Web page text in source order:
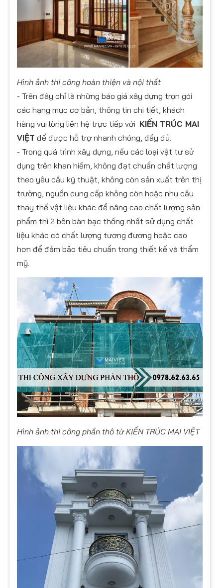
Hình ảnh thi công hoàn thiện và nội thất
- Trên đây chỉ là những báo giá xây dựng trọn gói
các hạng mục cơ bản, thông tin chi tiết, khách
hàng vui lòng liên hệ trực tiếp với KIẾN TRÚC MAI
VIỆT để được hỗ trợ nhanh chóng, đầy đủ.
- Trong quá trình xây dựng, nếu các loại vật tư sử
dụng trên khan hiếm, không đạt chuẩn chất lượng
theo yêu cầu kỹ thuật, không còn sản xuất trên thị
trường, nguồn cung cấp không còn hoặc nhu cầu
thay thế vật liệu khác để nâng cao chất lượng sản
phẩm thì 2 bên bàn bạc thống nhất sử dụng chất
liệu khác có chất lượng tương đương hoặc cao
hơn để đảm bảo tiêu chuẩn trong thiết kế và thẩm
mỹ.
Hình ảnh thi công phần thô từ KIẾN TRÚC MAI VIỆT